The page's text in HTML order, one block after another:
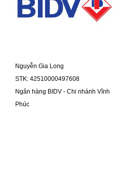
Nguyễn Gia Long
STK: 42510000497608
Ngân hàng BIDV - Chi nhánh Vĩnh
Phúc